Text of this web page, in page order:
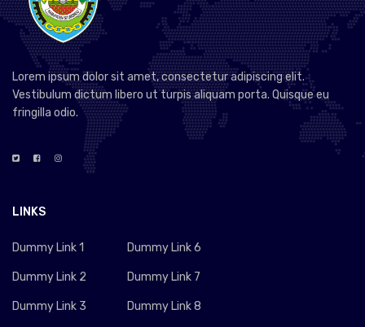
Lorem ipsum dolor sit amet, consectetur adipiscing elit.
Vestibulum dictum libero ut turpis aliquam porta. Quisque eu
fringilla odio.
LINKS
Dummy Link 1
Dummy Link 2
Dummy Link 3
Dummy Link 6
Dummy Link 7
Dummy Link 8